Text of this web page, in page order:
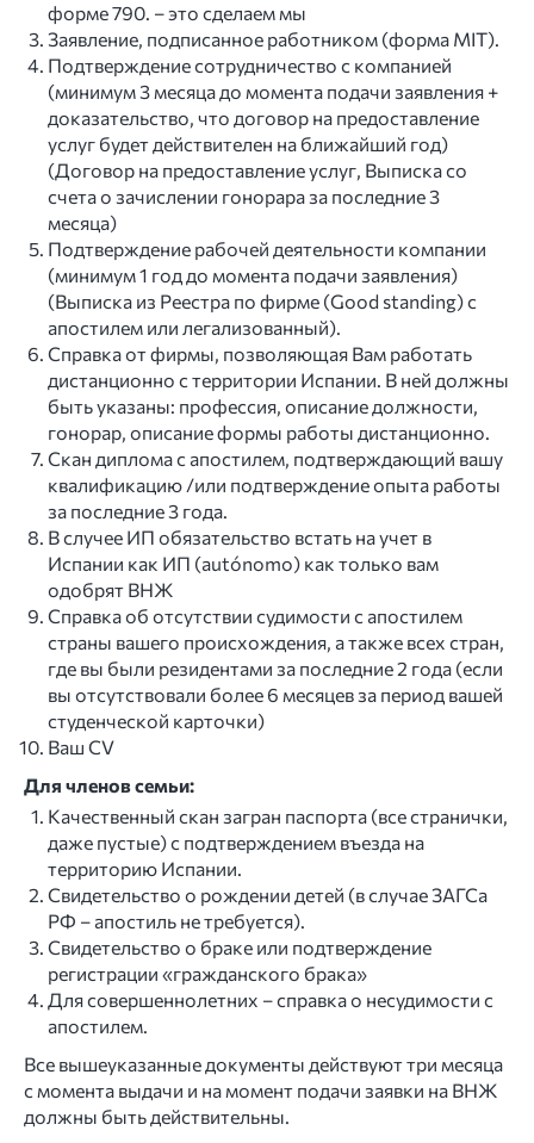
форме 790. – это сделаем мы
Заявление, подписанное работником (форма MIT).
Подтверждение сотрудничество с компанией
(минимум 3 месяца до момента подачи заявления +
доказательство, что договор на предоставление
услуг будет действителен на ближайший год)
(Договор на предоставление услуг, Выписка со
счета о зачислении гонорара за последние 3
месяца)
Подтверждение рабочей деятельности компании
(минимум 1 год до момента подачи заявления)
(Выписка из Реестра по фирме (Good standing) с
апостилем или легализованный).
Справка от фирмы, позволяющая Вам работать
дистанционно с территории Испании. В ней должны
быть указаны: профессия, описание должности,
гонорар, описание формы работы дистанционно.
Скан диплома с апостилем, подтверждающий вашу
квалификацию /или подтверждение опыта работы
за последние 3 года.
В случее ИП обязательство встать на учет в
Испании как ИП (autónomo) как только вам
одобрят ВНЖ
Справка об отсутствии судимости с апостилем
страны вашего происхождения, а также всех стран,
где вы были резидентами за последние 2 года (если
вы отсутствовали более 6 месяцев за период вашей
студенческой карточки)
Ваш CV
Для членов семьи:
Качественный скан загран паспорта (все странички,
даже пустые) с подтверждением въезда на
территорию Испании.
Свидетельство о рождении детей (в случае ЗАГСа
РФ – апостиль не требуется).
Свидетельство о браке или подтверждение
регистрации «гражданского брака»
Для совершеннолетних – справка о несудимости с
апостилем.
Все вышеуказанные документы действуют три месяца
с момента выдачи и на момент подачи заявки на ВНЖ
должны быть действительны.